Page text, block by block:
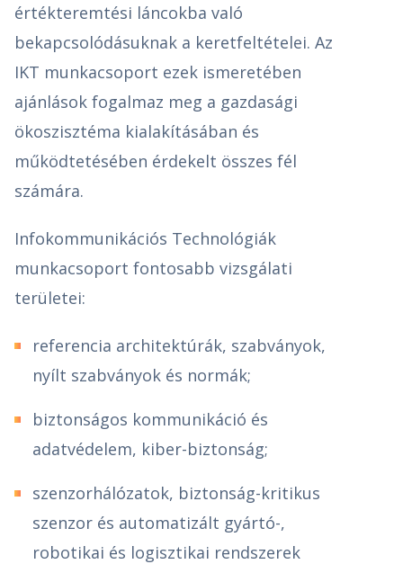
értékteremtési láncokba való
bekapcsolódásuknak a keretfeltételei. Az
IKT munkacsoport ezek ismeretében
ajánlások fogalmaz meg a gazdasági
ökoszisztéma kialakításában és
működtetésében érdekelt összes fél
számára.
Infokommunikációs Technológiák
munkacsoport fontosabb vizsgálati
területei:
referencia architektúrák, szabványok,
nyílt szabványok és normák;
biztonságos kommunikáció és
adatvédelem, kiber-biztonság;
szenzorhálózatok, biztonság-kritikus
szenzor és automatizált gyártó-,
robotikai és logisztikai rendszerek